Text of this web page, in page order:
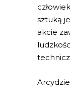
sztuką
akcie